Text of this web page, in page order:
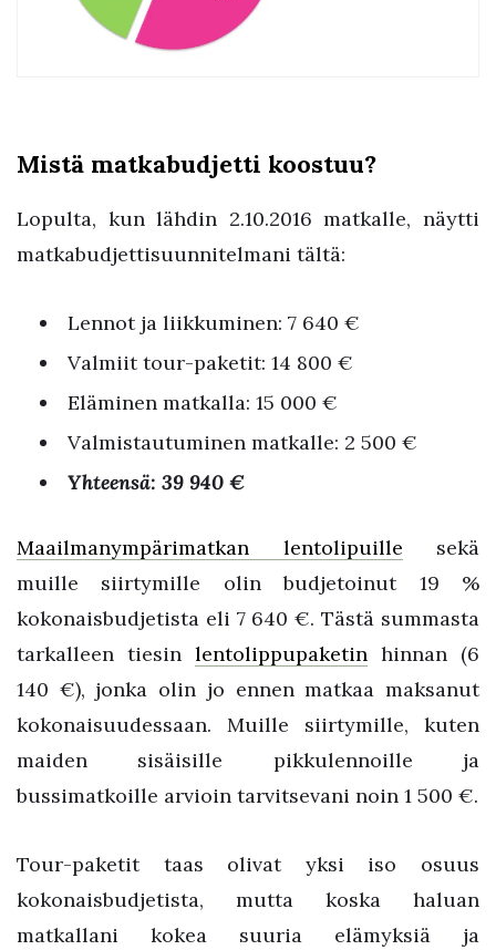
Mistä matkabudjetti koostuu?
Lopulta, kun lähdin 2.10.2016 matkalle, näytti
matkabudjettisuunnitelmani tältä:
Lennot ja liikkuminen: 7 640 €
Valmiit tour-paketit: 14 800 €
Eläminen matkalla: 15 000 €
Valmistautuminen matkalle: 2 500 €
Yhteensä: 39 940 €
Maailmanympärimatkan lentolipuille sekä
muille siirtymille olin budjetoinut 19 %
kokonaisbudjetista eli 7 640 €. Tästä summasta
tarkalleen tiesin lentolippupaketin hinnan (6
140 €), jonka olin jo ennen matkaa maksanut
kokonaisuudessaan. Muille siirtymille, kuten
maiden sisäisille pikkulennoille ja
bussimatkoille arvioin tarvitsevani noin 1 500 €.
Tour-paketit taas olivat yksi iso osuus
kokonaisbudjetista, mutta koska haluan
matkallani kokea suuria elämyksiä ja